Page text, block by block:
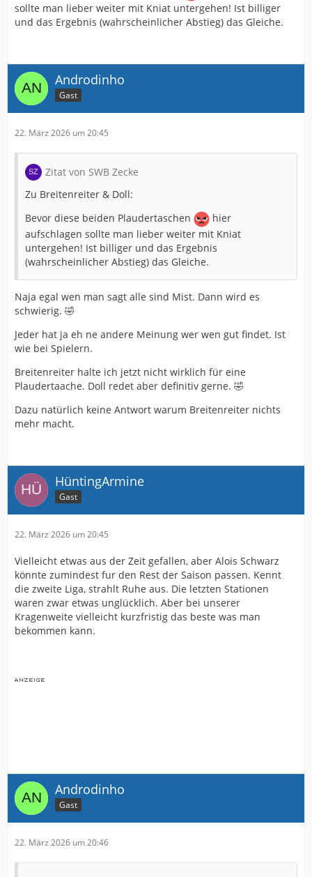
sollte man lieber weiter mit Kniat untergehen! Ist billiger
und das Ergebnis (wahrscheinlicher Abstieg) das Gleiche.
Androdinho
Gast
22. März 2026 um 20:45
Zitat von SWB Zecke
Zu Breitenreiter & Doll:
Bevor diese beiden Plaudertaschen
hier
aufschlagen sollte man lieber weiter mit Kniat
untergehen! Ist billiger und das Ergebnis
(wahrscheinlicher Abstieg) das Gleiche.
Naja egal wen man sagt alle sind Mist. Dann wird es
schwierig. 🤣
Jeder hat ja eh ne andere Meinung wer wen gut findet. Ist
wie bei Spielern.
Breitenreiter halte ich jetzt nicht wirklich für eine
Plaudertaache. Doll redet aber definitiv gerne. 🤣
Dazu natürlich keine Antwort warum Breitenreiter nichts
mehr macht.
HüntingArmine
Gast
22. März 2026 um 20:45
Vielleicht etwas aus der Zeit gefallen, aber Alois Schwarz
könnte zumindest fur den Rest der Saison passen. Kennt
die zweite Liga, strahlt Ruhe aus. Die letzten Stationen
waren zwar etwas unglücklich. Aber bei unserer
Kragenweite vielleicht kurzfristig das beste was man
bekommen kann.
Androdinho
Gast
22. März 2026 um 20:46